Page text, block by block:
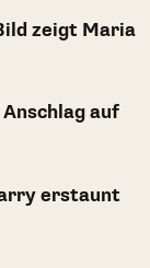
zeigt Maria
auf
erstaunt